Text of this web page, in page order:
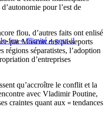
pour l’est de
feu « illimité » peut-il
flou, d’autres faits ont enlisé
par Moscou des passeports
régions séparatistes, l’adoption
d’entreprises
qu’accroître le conflit et la
avec Vladimir Poutine,
craintes quant aux « tendances